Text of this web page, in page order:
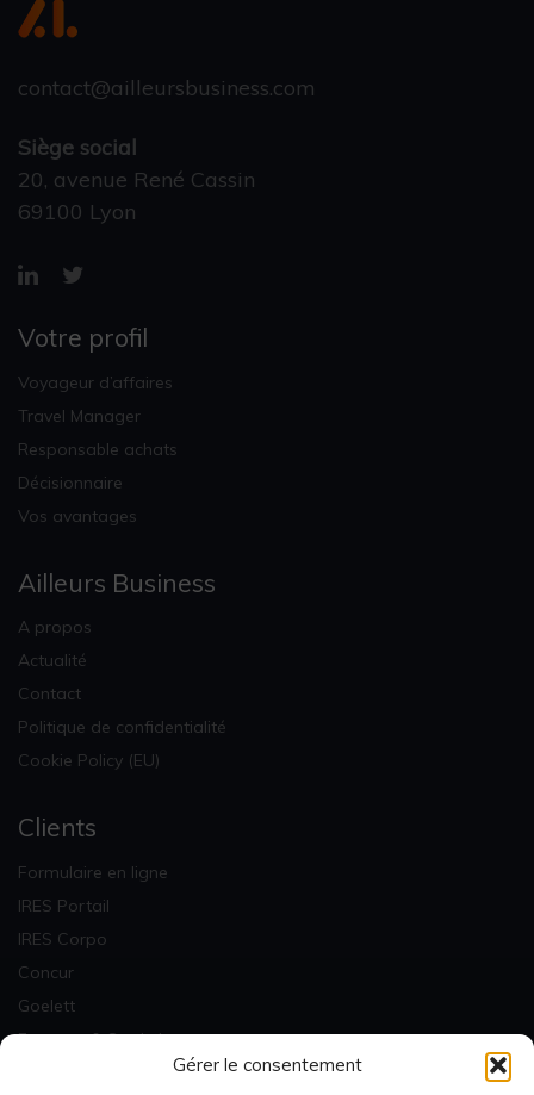
Gérer le consentement
contact@ailleursbusiness.com
Siège social
20, avenue René Cassin
69100 Lyon
Votre profil
Voyageur d’affaires
Travel Manager
Responsable achats
Décisionnaire
Vos avantages
Ailleurs Business
A propos
Actualité
Contact
Politique de confidentialité
Cookie Policy (EU)
Clients
Formulaire en ligne
IRES Portail
IRES Corpo
Concur
Goelett
Factures & Statistiques